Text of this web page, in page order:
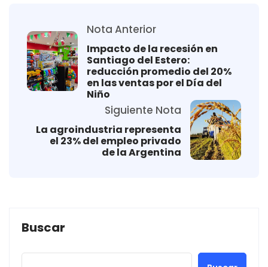
Nota Anterior
Impacto de la recesión en
Santiago del Estero:
reducción promedio del 20%
en las ventas por el Día del
Niño
Siguiente Nota
La agroindustria representa
el 23% del empleo privado
de la Argentina
Buscar